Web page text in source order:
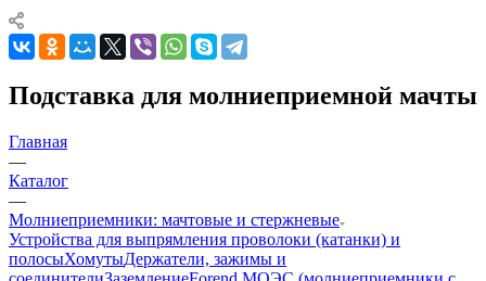
Подставка для молниеприемной мачты
Главная
—
Каталог
—
Молниеприемники: мачтовые и стержневые
Устройства для выпрямления проволоки (катанки) и
полосыХомутыДержатели, зажимы и